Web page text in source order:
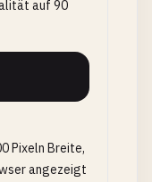
auf 90
Pixeln Breite,
angezeigt